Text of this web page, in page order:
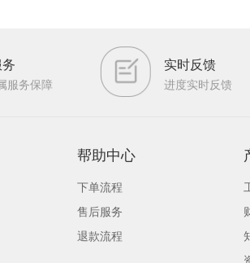
服务保障
实时反馈
进度实时反馈
帮助中心
下单流程
售后服务
退款流程